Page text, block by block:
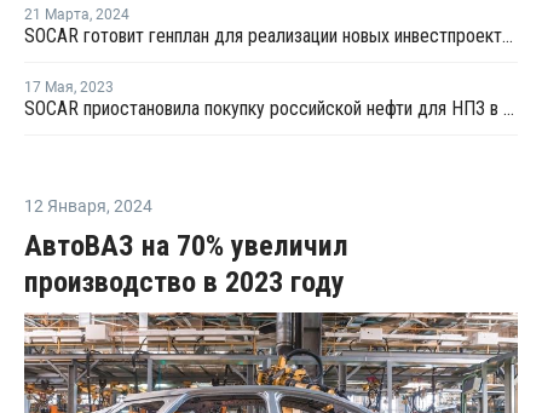
21 Марта, 2024
SOCAR готовит генплан для реализации новых инвестпроектов в нефтехимии Турции
17 Мая, 2023
SOCAR приостановила покупку российской нефти для НПЗ в Турции
12 Января, 2024
АвтоВАЗ на 70% увеличил
производство в 2023 году